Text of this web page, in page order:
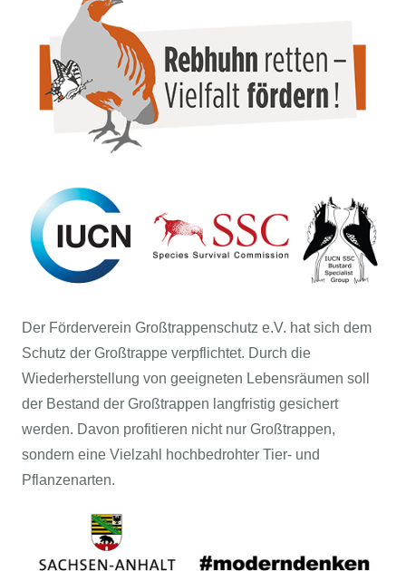
Der Förderverein Großtrappenschutz e.V. hat sich dem
Schutz der Großtrappe verpflichtet. Durch die
Wiederherstellung von geeigneten Lebensräumen soll
der Bestand der Großtrappen langfristig gesichert
werden. Davon profitieren nicht nur Großtrappen,
sondern eine Vielzahl hochbedrohter Tier- und
Pflanzenarten.